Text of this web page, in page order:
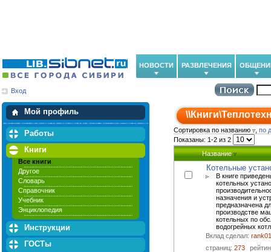
НОВОСТИ РАЗВЛЕЧЕНИЯ
Вход
Мой профиль
Мои закладки
Работы
Книги
Все книги
Другое
Словарь
Справочник
Учебник
Энциклопедия
Инструкции
ГОСТы
\\Книги\
Сортировка по названию
по
Показаны: 1-2 из 2
Название
Котельные
В книге
котельных
назначения и
предназначена
производстве
котельных по
водогрейных
Вклад сделал: rank01
страниц: 273